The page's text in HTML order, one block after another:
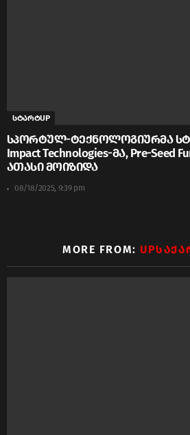
სტარტUP
სპორტულ-ტექნოლოგიურმა
Impact Technologies-მა, Pre-Seed
ათასი მოიზიდა
08/18/2025, 9:39 pm
MORE FROM: